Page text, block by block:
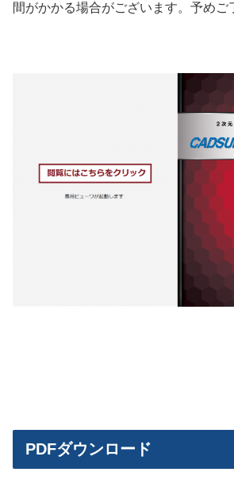
間がかかる場合がございます。予めご
PDFダウンロード